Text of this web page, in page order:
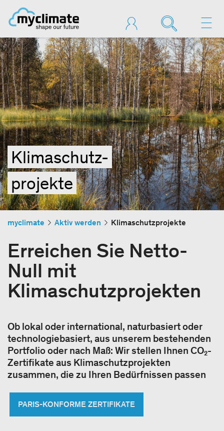
Klimaschutz-
projekte
myclimate Aktiv werden Klimaschutzprojekte
Erreichen Sie Netto-
Null mit
Klimaschutzprojekten
Ob lokal oder international, naturbasiert oder
technologiebasiert, aus unserem bestehenden
Portfolio oder nach Maß: Wir stellen Ihnen CO₂-
Zertifikate aus Klimaschutzprojekten
zusammen, die zu Ihren Bedürfnissen passen
PARIS-KONFORME ZERTIFIKATE